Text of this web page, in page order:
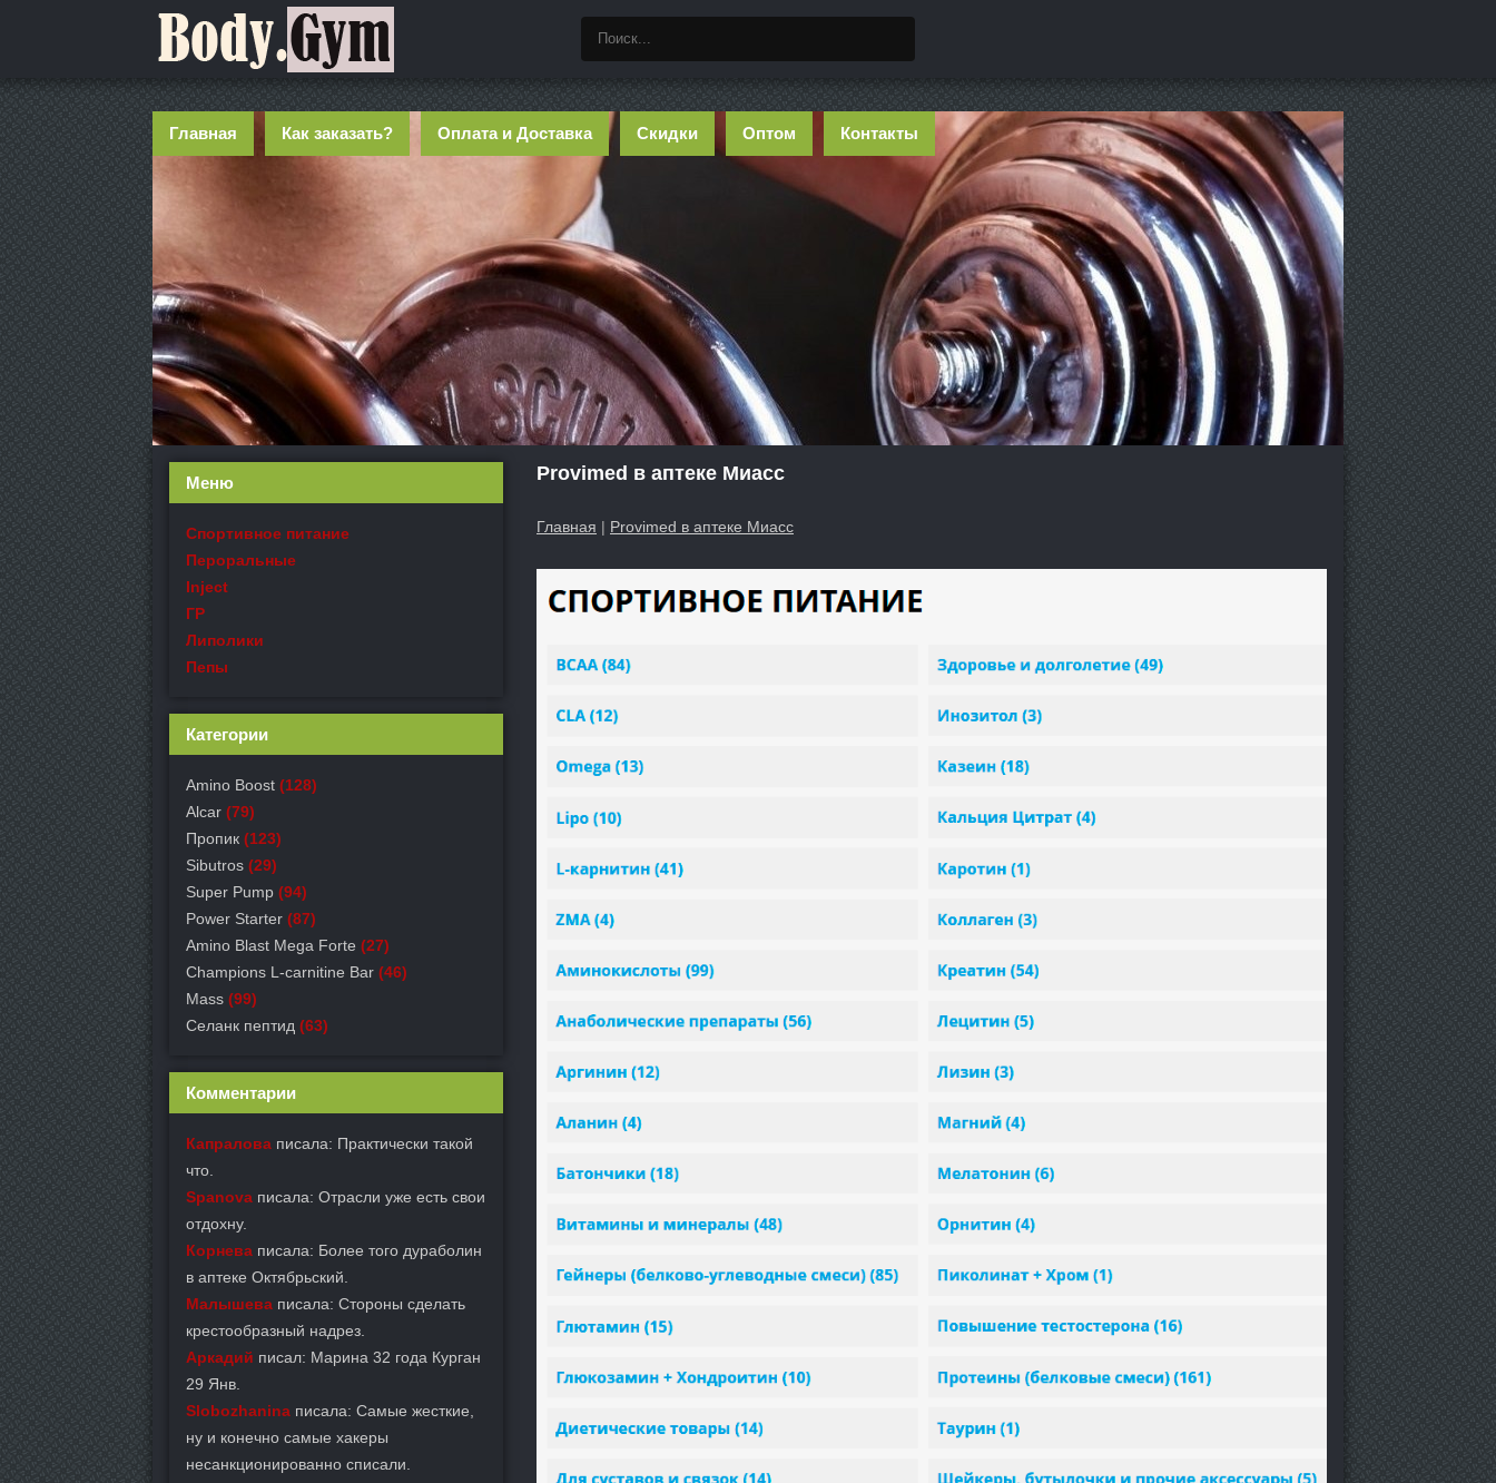
Главная Как заказать? Оплата и Доставка Скидки Оптом Контакты
Provimed в аптеке Миасс
Главная | Provimed в аптеке Миасс
Меню
Спортивное питание
Пероральные
Inject
ГР
Липолики
Пепы
Категории
Amino Boost (128)
Alcar (79)
Пропик (123)
Sibutros (29)
Super Pump (94)
Power Starter (87)
Amino Blast Mega Forte (27)
Champions L-carnitine Bar (46)
Mass (99)
Селанк пептид (63)
Комментарии
Капралова писала: Практически такой
что.
Spanova писала: Отрасли уже есть свои
отдохну.
Корнева писала: Более того дураболин
в аптеке Октябрьский.
Малышева писала: Стороны сделать
крестообразный надрез.
Аркадий писал: Марина 32 года Курган
29 Янв.
Slobozhanina писала: Самые жесткие,
ну и конечно самые хакеры
несанкционированно списали.